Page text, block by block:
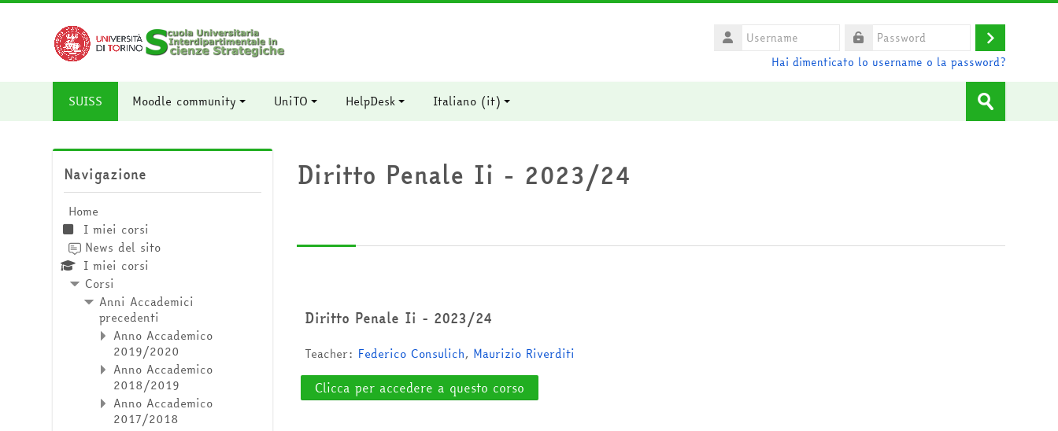
Vai al contenuto principale
Username
Login
Hai dimenticato lo username o la password?
SUISS Moodle community UniTO HelpDesk Italiano ‎(it)‎ Invia
Diritto Penale Ii - 2023/24
Diritto Penale Ii - 2023/24
Teacher: Federico Consulich, Maurizio Riverditi
Clicca per accedere a questo corso
Navigazione
Home
I miei corsi
News del sito
I miei corsi
Corsi
Anni Accademici
precedenti
Anno Accademico
2019/2020
Anno Accademico
2018/2019
Anno Accademico
2017/2018